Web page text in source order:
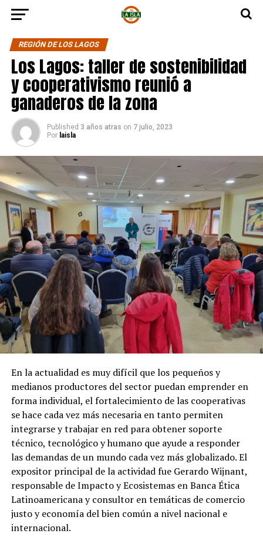
REGIÓN DE LOS LAGOS
Los Lagos: taller de sostenibilidad
y cooperativismo reunió a
ganaderos de la zona
Published 3 años atras on 7 julio, 2023
Por laisla
En la actualidad es muy difícil que los pequeños y
medianos productores del sector puedan emprender en
forma individual, el fortalecimiento de las cooperativas
se hace cada vez más necesaria en tanto permiten
integrarse y trabajar en red para obtener soporte
técnico, tecnológico y humano que ayude a responder
las demandas de un mundo cada vez más globalizado. El
expositor principal de la actividad fue Gerardo Wijnant,
responsable de Impacto y Ecosistemas en Banca Ética
Latinoamericana y consultor en temáticas de comercio
justo y economía del bien común a nivel nacional e
internacional.